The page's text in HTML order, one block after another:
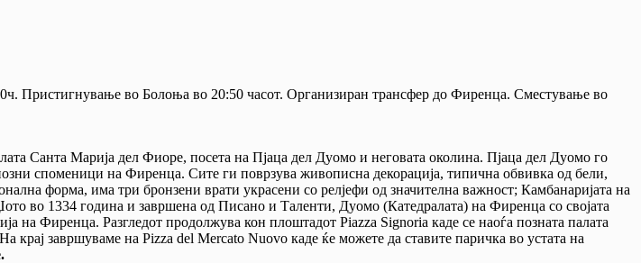
Пристигнување во Болоња во 20:50 часот. Организиран трансфер до Фиренца. Сместување во
Санта Марија дел Фиоре, посета на Пјаца дел Дуомо и неговата околина. Пјаца дел Дуомо го
споменици на Фиренца. Сите ги поврзува живописна декорација, типична обвивка од бели,
форма, има три бронзени врати украсени со релјефи од значителна важност; Камбанаријата на
во 1334 година и завршена од Писано и Таленти, Дуомо (Катедралата) на Фиренца со својата
на Фиренца. Разгледот продолжува кон плоштадот Piazza Signoria каде се наоѓа позната палата
завршуваме на Pizza del Mercato Nuovo каде ќе можете да ставите паричка во устата на